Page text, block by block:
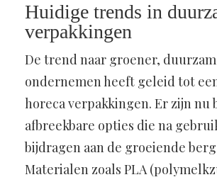
Huidige trends in
verpakkingen
De trend naar groener,
ondernemen heeft geleid tot
horeca verpakkingen. Er zijn nu
afbreekbare opties die na
bijdragen aan de groeiende
Materialen zoals PLA